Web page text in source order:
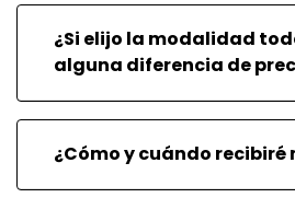
Horas de dedicación
5 horas
Modalidad
Online en directo
¿Si elijo la modalidad
alguna diferencia de
¿Cómo y cuándo recibiré